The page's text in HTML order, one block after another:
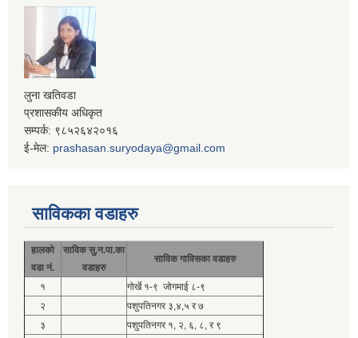
लुना खतिवडा
प्रशासकीय अधिकृत
सम्पर्क: ९८५२६४२०१६
ई-मेल: prashasan.suryodaya@gmail.com
साविकका वडाहरु
हालको
वडा नं.
साविक सु.न.पा.का
वडाहरु
साविक गाविसका वडाहरु
१
गोर्खे १-९ जोगमाई ८-९
२
पशुपतिनगर ३,४,५ र ७
३
पशुपतिनगर १, २, ६, ८, र ९